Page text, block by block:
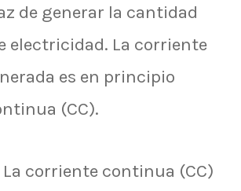
de generar la cantidad
electricidad. La corriente
es en principio
(CC).
La corriente continua (CC)